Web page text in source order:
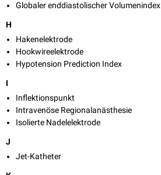
Globaler enddiastolischer Volumenindex
H
Hakenelektrode
Hookwireelektrode
Hypotension Prediction Index
I
Inflektionspunkt
Intravenöse Regionalanästhesie
Isolierte Nadelelektrode
J
Jet-Katheter